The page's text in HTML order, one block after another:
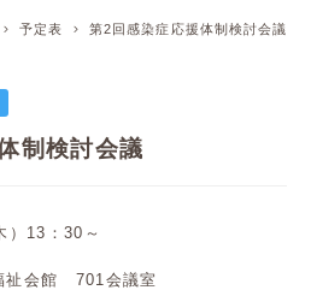
予定表 第2回感染症応援体制検討会議
制検討会議
13：30～
会館 701会議室